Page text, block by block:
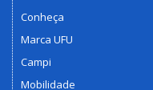
Conheça
Marca UFU
Campi
Mobilidade